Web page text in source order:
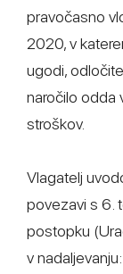
pravočasno
2020, v
ugodi,
naročilo odda
stroškov.
Vlagatelj
povezavi s 6.
postopku
v